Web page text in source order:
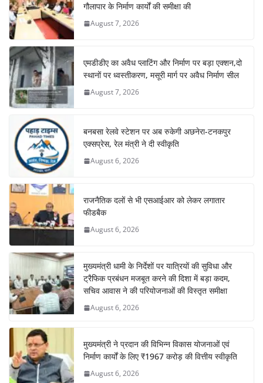
गौलापार के निर्माण कार्यों की समीक्षा की
August 7, 2026
एमडीडीए का अवैध प्लाटिंग और निर्माण पर बड़ा एक्शन,दो
स्थानों पर ध्वस्तीकरण, मसूरी मार्ग पर अवैध निर्माण सील
August 7, 2026
बनबसा रेलवे स्टेशन पर अब रुकेगी अछनेरा-टनकपुर
एक्सप्रेस, रेल मंत्री ने दी स्वीकृति
August 6, 2026
राजनैतिक दलों से भी एसआईआर को लेकर लगातार
फीडबैक
August 6, 2026
मुख्यमंत्री धामी के निर्देशों पर यात्रियों की सुविधा और
ट्रैफिक प्रबंधन मजबूत करने की दिशा में बड़ा कदम,
सचिव आवास ने की परियोजनाओं की विस्तृत समीक्षा
August 6, 2026
मुख्यमंत्री ने प्रदान की विभिन्न विकास योजनाओं एवं
निर्माण कार्यों के लिए ₹1967 करोड़ की वित्तीय स्वीकृति
August 6, 2026